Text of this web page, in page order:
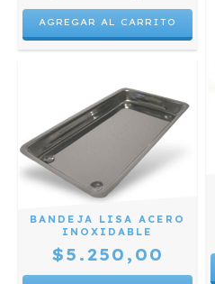
BANDEJA LISA ACERO
INOXIDABLE
$5.250,00